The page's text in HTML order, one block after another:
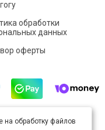
обработки
данных
оферты
полицензии Creative
на обработку файлов